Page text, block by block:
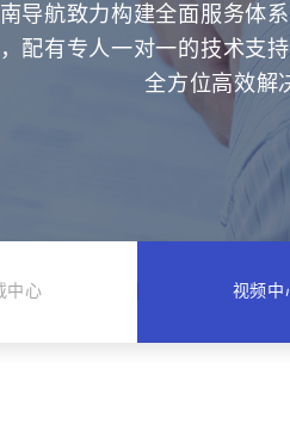
导航致力构建全面服务体
配有专人一对一的技术支
全方位高效解
中心 视频中